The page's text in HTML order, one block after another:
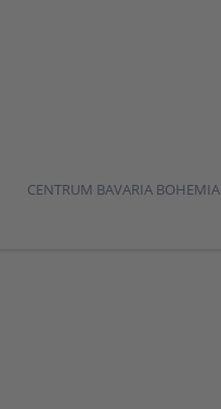
CENTRUM BAVARIA BOHEMIA